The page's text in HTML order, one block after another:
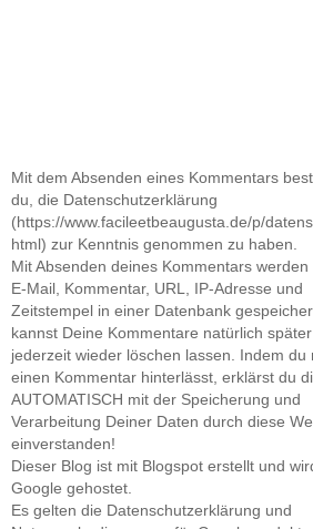
Mit dem Absenden eines Kommentars
du, die Datenschutzerklärung
(https://www.facileetbeaugusta.de/p/
html) zur Kenntnis genommen zu haben.
Mit Absenden deines Kommentars werden
E-Mail, Kommentar, URL, IP-Adresse und
Zeitstempel in einer Datenbank
kannst Deine Kommentare natürlich später
jederzeit wieder löschen lassen. Indem du
einen Kommentar hinterlässt, erklärst du
AUTOMATISCH mit der Speicherung und
Verarbeitung Deiner Daten durch diese
einverstanden!
Dieser Blog ist mit Blogspot erstellt und
Google gehostet.
Es gelten die Datenschutzerklärung und